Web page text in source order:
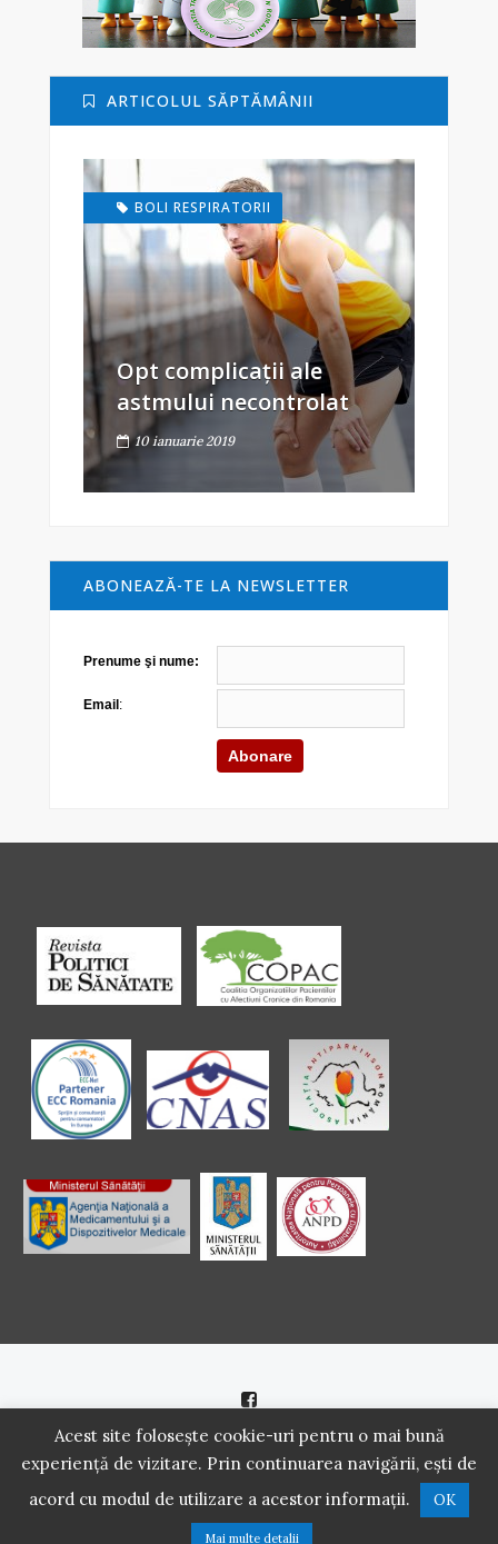
ARTICOLUL SĂPTĂMÂNII
BOLI RESPIRATORII
Opt complicații ale
astmului necontrolat
10 ianuarie 2019
ABONEAZĂ-TE LA NEWSLETTER
Prenume şi nume:
Email :
Politică de cookie |Politică de confidenţialitate
2016 - 2021 Copyright. Scoala Pacientilor - QUINN Media SRL.
Acest site folosește cookie-uri pentru o mai bună
experiență de vizitare. Prin continuarea navigării, ești de
acord cu modul de utilizare a acestor informații.
OK
Mai multe detalii